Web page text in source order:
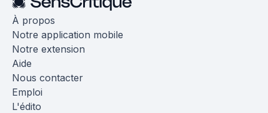
À propos
Notre application mobile
Notre extension
Aide
Nous contacter
Emploi
L'édito